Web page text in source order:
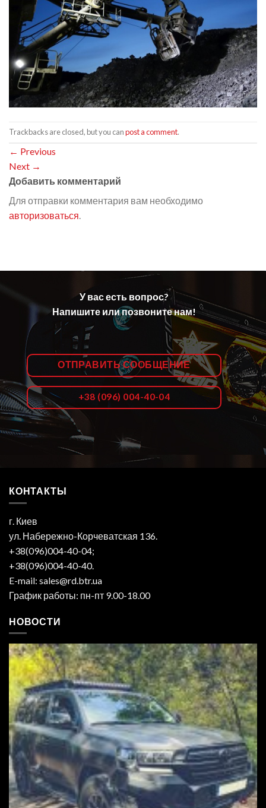
Trackbacks are closed, but you canpost a comment.
← Previous
Next →
Добавить комментарий
Для отправки комментария вам необходимо
авторизоваться.
У вас есть вопрос?
Напишите или позвоните нам!
ОТПРАВИТЬ СООБЩЕНИЕ
+38 (096) 004-40-04
КОНТАКТЫ
г. Киев
ул. Набережно-Корчеватская 136.
+38(096)004-40-04;
+38(096)004-40-40.
E-mail: sales@rd.btr.ua
График работы: пн-пт 9.00-18.00
НОВОСТИ